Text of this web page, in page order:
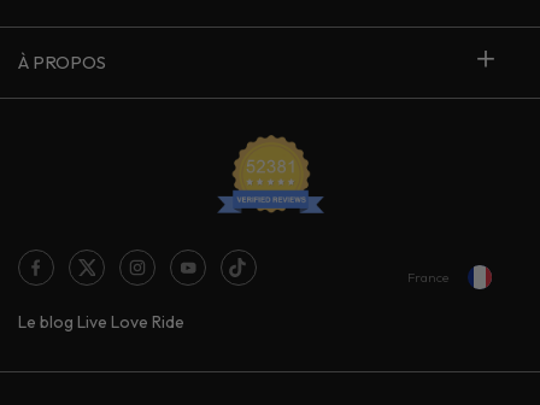
À PROPOS
Le blog Live Love Ride
France